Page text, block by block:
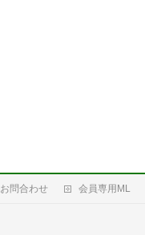
お問合わせ 会員専用ML